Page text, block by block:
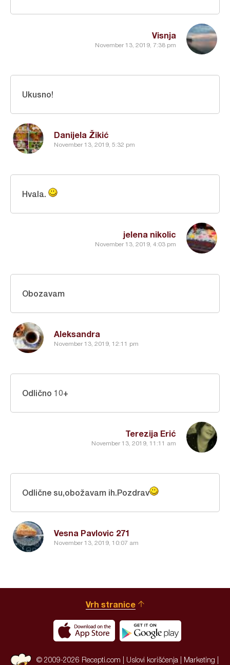
Visnja
November 13, 2019, 7:38 pm
Danijela Žikić
November 13, 2019, 5:32 pm
Ukusno!
jelena nikolic
November 13, 2019, 4:03 pm
Hvala.
Aleksandra
November 13, 2019, 12:11 pm
Obozavam
Terezija Erić
November 13, 2019, 11:11 am
Odlično 10+
Vesna Pavlovic 271
November 13, 2019, 10:07 am
Odlične su,obožavam ih.Pozdrav
Vrh stranice
© 2009-2026 Recepti.com | Uslovi korišćenja Marketing